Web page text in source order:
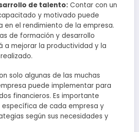
de talento: Contar con un
y motivado puede
en el rendimiento de la empresa.
de formación y desarrollo
a mejorar la productividad y la
solo algunas de las muchas
puede implementar para
financieros. Es importante
específica de cada empresa y
según sus necesidades y